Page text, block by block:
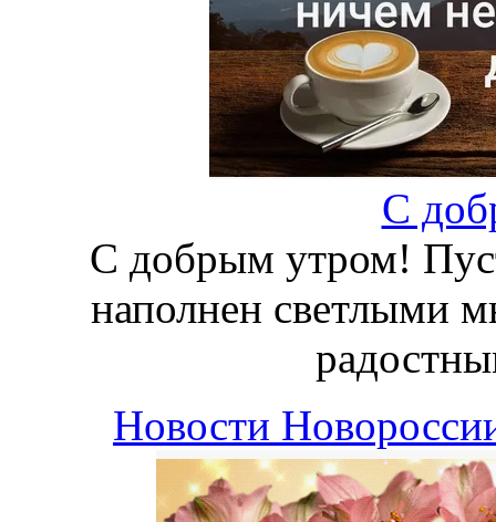
С
С добрым утром!
наполнен светлыми
Новости